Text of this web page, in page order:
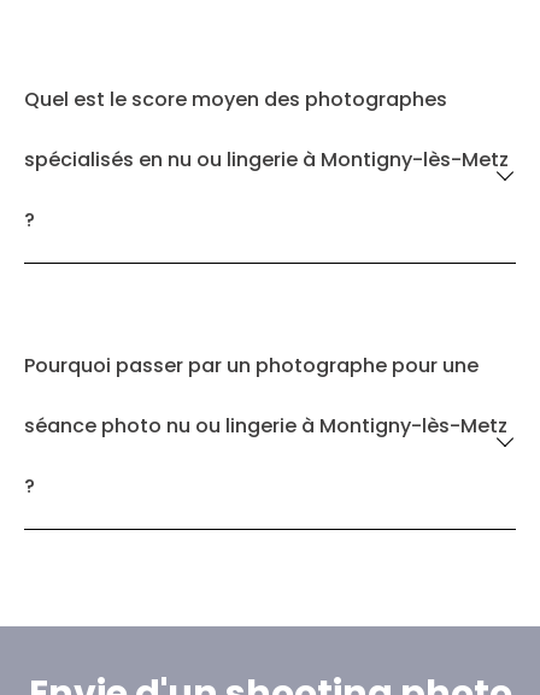
Quel est le score moyen des photographes
spécialisés en nu ou lingerie à Montigny-lès-Metz
?
Pourquoi passer par un photographe pour une
séance photo nu ou lingerie à Montigny-lès-Metz
?